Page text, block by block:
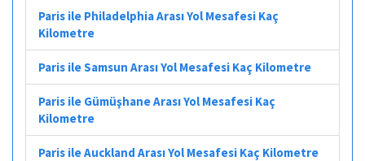
Paris ile Philadelphia Arası Yol Mesafesi Kaç
Kilometre
Paris ile Samsun Arası Yol Mesafesi Kaç Kilometre
Paris ile Gümüşhane Arası Yol Mesafesi Kaç
Kilometre
Paris ile Auckland Arası Yol Mesafesi Kaç Kilometre